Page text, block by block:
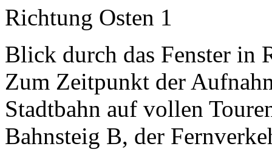
Blick durch das Fenster in
Zum Zeitpunkt der
Stadtbahn auf vollen
Bahnsteig B, der